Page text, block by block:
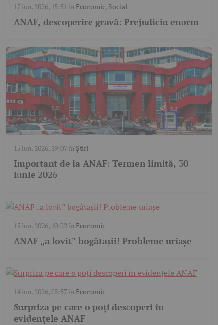
17 iun. 2026, 15:51 în Economic, Social
ANAF, descoperire gravă: Prejudiciu enorm
15 iun. 2026, 19:07în Știri
Important de la ANAF: Termen limită, 30
iunie 2026
15 iun. 2026, 10:22 în Economic
ANAF „a lovit” bogătașii! Probleme uriașe
14 iun. 2026, 08:57în Economic
Surpriza pe care o poți descoperi în
evidențele ANAF